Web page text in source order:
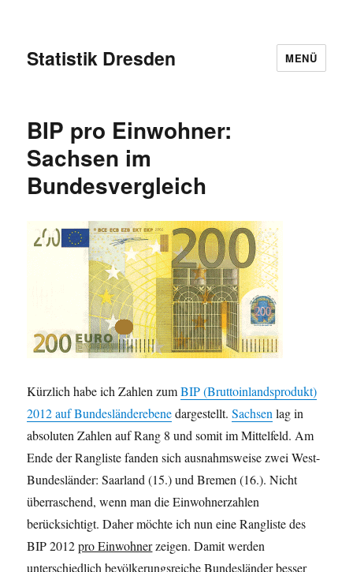
Statistik Dresden MENÜ
BIP pro Einwohner:
Sachsen im
Bundesvergleich
Kürzlich habe ich Zahlen zumBIP (Bruttoinlandsprodukt)
2012 auf Bundesländerebenedargestellt.Sachsen lag in
absoluten Zahlen auf Rang 8 und somit im Mittelfeld. Am
Ende der Rangliste fanden sich ausnahmsweise zwei West-
Bundesländer: Saarland (15.) und Bremen (16.). Nicht
überraschend, wenn man die Einwohnerzahlen
berücksichtigt. Daher möchte ich nun eine Rangliste des
BIP 2012pro Einwohnerzeigen. Damit werden
unterschiedlich bevölkerungsreiche Bundesländer besser